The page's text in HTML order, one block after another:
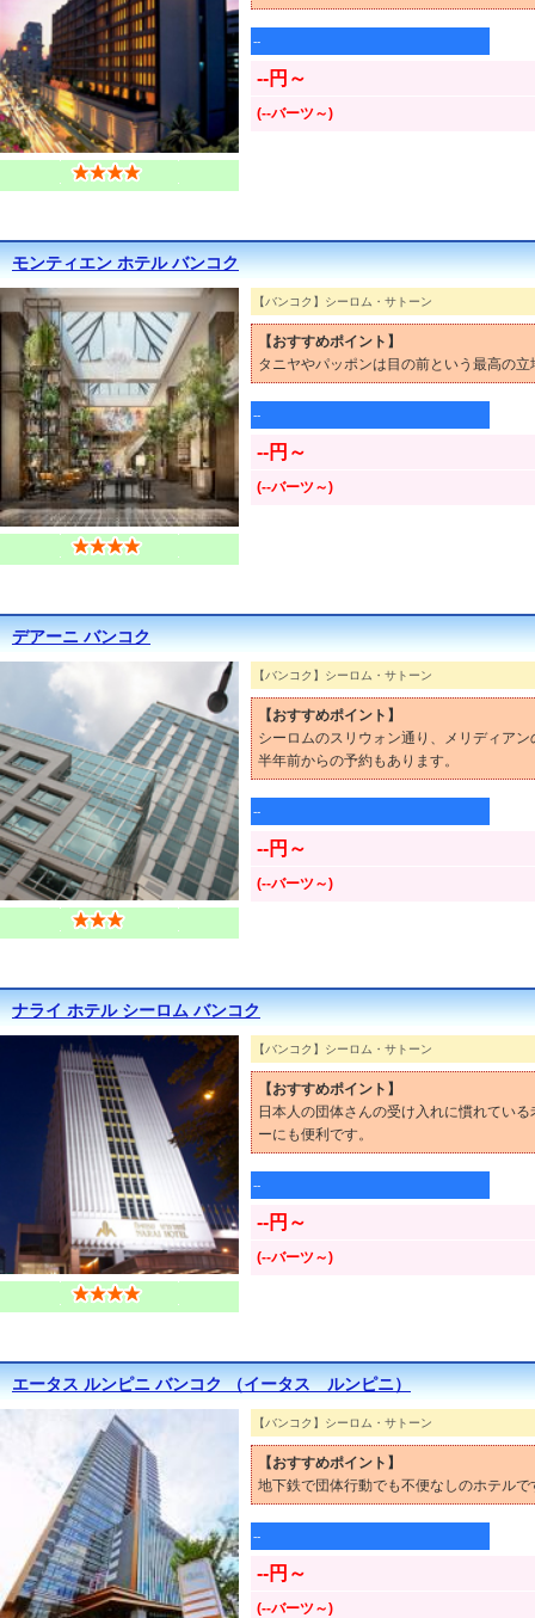
--
--円～
(--バーツ～)
モンティエン ホテル バンコク
【バンコク】シーロム・サトーン
【おすすめポイント】
タニヤやパッポンは目の前という最高の
--
--円～
(--バーツ～)
デアーニ バンコク
【バンコク】シーロム・サトーン
【おすすめポイント】
シーロムのスリウォン通り、メリディア
半年前からの予約もあります。
--
--円～
(--バーツ～)
ナライ ホテル シーロム バンコク
【バンコク】シーロム・サトーン
【おすすめポイント】
日本人の団体さんの受け入れに慣れてい
ーにも便利です。
--
--円～
(--バーツ～)
エータス ルンピニ バンコク （イータス ルンピニ）
【バンコク】シーロム・サトーン
【おすすめポイント】
地下鉄で団体行動でも不便なしのホテル
--
--円～
(--バーツ～)